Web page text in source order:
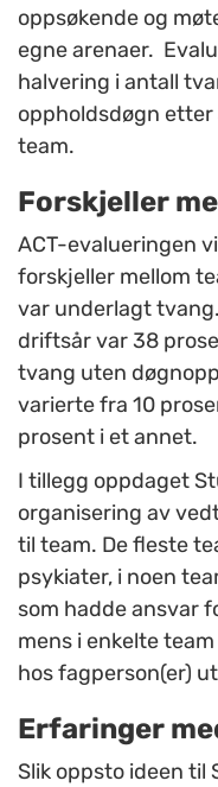
oppsøkende og
egne arenaer.
halvering i antall
oppholdsdøgn etter
team.
Forskjeller
ACT-evalueringen
forskjeller mellom
var underlagt
driftsår var 38
tvang uten
varierte fra 10
prosent i et annet.
I tillegg oppdaget
organisering av
til team. De fleste
psykiater, i noen
som hadde ansvar
mens i enkelte
hos fagperson(er)
Erfaringer
Slik oppsto ideen